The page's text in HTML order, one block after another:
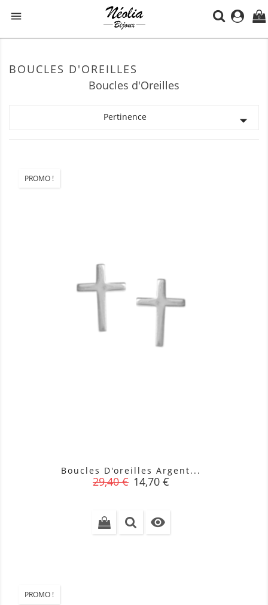
 0
BOUCLES D'OREILLES
Boucles d'Oreilles
Pertinence 
PROMO !
Boucles D'oreilles Argent...
Prix
29,40 € Prix
14,70 €

PROMO !